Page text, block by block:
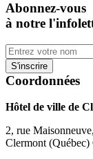
Abonnez-vous
à notre
Coordonnées
Hôtel de ville de
2, rue Maisonneuve,
Clermont